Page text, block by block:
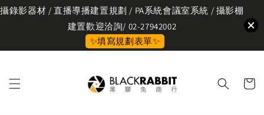
攝錄影器材 / 直播導播建置規劃 / PA系統會議室系統 / 攝影棚
建置歡迎洽詢/ 02-27942002
✨填寫規劃表單✨